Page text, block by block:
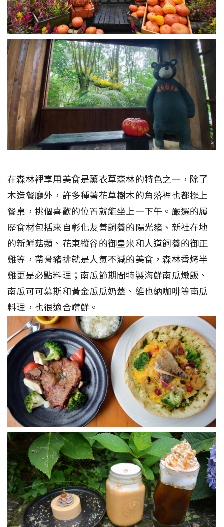
在森林裡享用美食是薰衣草森林的特色之一，除了
木造餐廳外，許多種著花草樹木的角落裡也都擺上
餐桌，挑個喜歡的位置就能坐上一下午。嚴選的履
歷食材包括來自彰化友善飼養的陽光豬、新社在地
的新鮮菇類、花東縱谷的御皇米和人道飼養的御正
雞等，帶骨豬排就是人氣不減的美食，森林香烤半
雞更是必點料理；南瓜節期間特製海鮮南瓜燉飯、
南瓜可可慕斯和黃金瓜瓜奶蓋、維也納咖啡等南瓜
料理，也很適合嚐鮮。